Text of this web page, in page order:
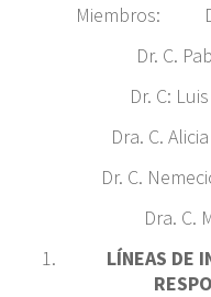
Miembros:
Dr. C.
Dr. C:
Dra. C.
Dr. C.
Dra. C.
LÍNEAS DE